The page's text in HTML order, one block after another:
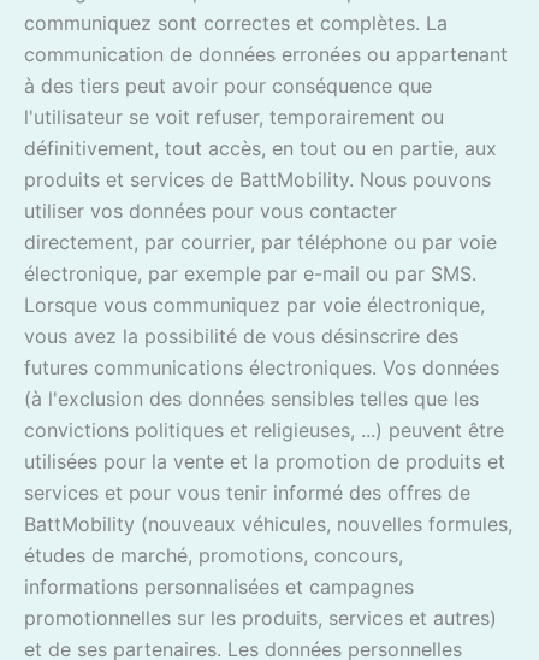
communiquez sont correctes et complètes. La
communication de données erronées ou appartenant
à des tiers peut avoir pour conséquence que
l'utilisateur se voit refuser, temporairement ou
définitivement, tout accès, en tout ou en partie, aux
produits et services de BattMobility. Nous pouvons
utiliser vos données pour vous contacter
directement, par courrier, par téléphone ou par voie
électronique, par exemple par e-mail ou par SMS.
Lorsque vous communiquez par voie électronique,
vous avez la possibilité de vous désinscrire des
futures communications électroniques. Vos données
(à l'exclusion des données sensibles telles que les
convictions politiques et religieuses, ...) peuvent être
utilisées pour la vente et la promotion de produits et
services et pour vous tenir informé des offres de
BattMobility (nouveaux véhicules, nouvelles formules,
études de marché, promotions, concours,
informations personnalisées et campagnes
promotionnelles sur les produits, services et autres)
et de ses partenaires. Les données personnelles